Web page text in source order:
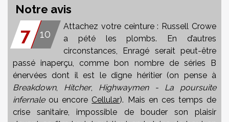
Notre avis
7 10
Attachez votre ceinture : Russell Crowe
a pété les plombs. En d’autres
circonstances, Enragé serait peut-être
passé inaperçu, comme bon nombre de séries B
énervées dont il est le digne héritier (on pense à
Breakdown, Hitcher, Highwaymen - La poursuite
infernaleou encore Cellular). Mais en ces temps de
crise sanitaire, impossible de bouder son plaisir